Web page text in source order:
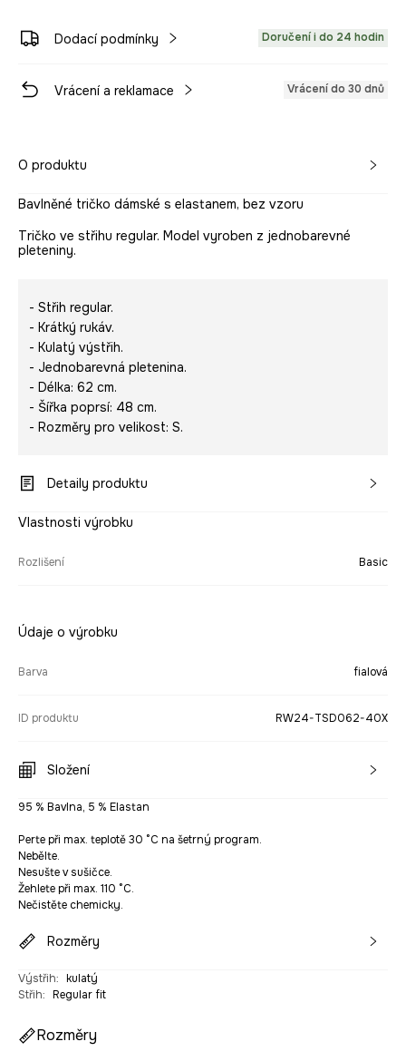
Dodací podmínky Doručení i do 24 hodin
Vrácení a reklamace Vrácení do 30 dnů
O produktu
Bavlněné tričko dámské s elastanem, bez vzoru
Tričko ve střihu regular. Model vyroben z jednobarevné
pleteniny.
- Střih regular.
- Krátký rukáv.
- Kulatý výstřih.
- Jednobarevná pletenina.
- Délka: 62 cm.
- Šířka poprsí: 48 cm.
- Rozměry pro velikost: S.
Detaily produktu
Vlastnosti výrobku
Rozlišení Basic
Údaje o výrobku
Barva fialová
ID produktu RW24-TSD062-40X
Složení
95 % Bavlna, 5 % Elastan
Perte při max. teplotě 30 °C na šetrný program.
Nebělte.
Nesušte v sušičce.
Žehlete při max. 110 °C.
Nečistěte chemicky.
Rozměry
Výstřih: kulatý
Střih: Regular fit
Rozměry